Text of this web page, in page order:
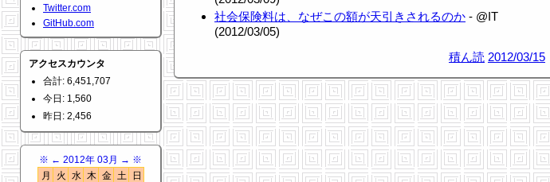
Twitter.com
GitHub.com
アクセスカウンタ
合計: 6,451,707
今日: 1,560
昨日: 2,456
※ ← 2012年 03月 → ※
月
火 水 木 金 土
日
社会保険料は、なぜこの額が天引きされるのか - @IT
(2012/03/05)
積ん読 2012/03/15